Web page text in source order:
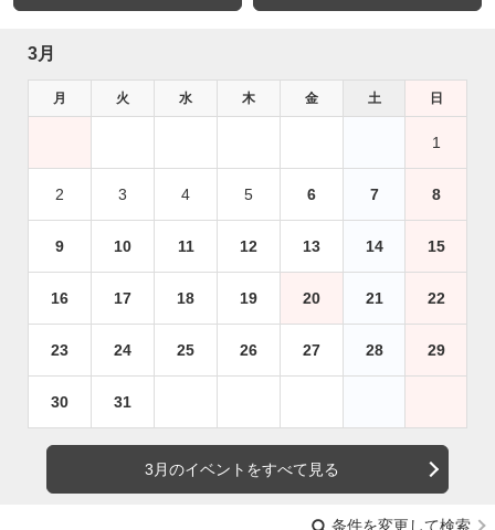
3月
月 火 水 木 金 土 日
1
2 3 4 5 6 7 8
9 10 11 12 13 14 15
16 17 18 19 20 21 22
23 24 25 26 27 28 29
30 31
3月のイベントをすべて見る
条件を変更して検索